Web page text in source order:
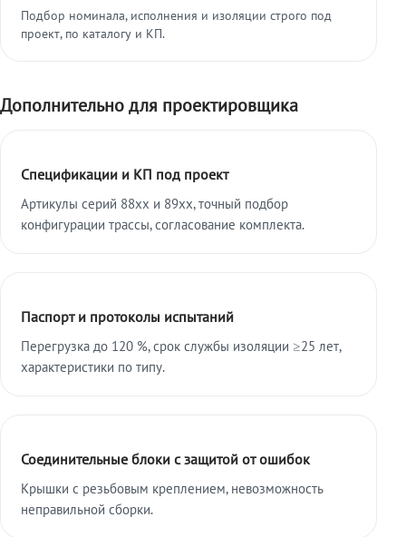
Подбор номинала, исполнения и изоляции строго под
проект, по каталогу и КП.
Дополнительно для проектировщика
Спецификации и КП под проект
Артикулы серий 88xx и 89xx, точный подбор
конфигурации трассы, согласование комплекта.
Паспорт и протоколы испытаний
Перегрузка до 120 %, срок службы изоляции ≥25 лет,
характеристики по типу.
Соединительные блоки с защитой от ошибок
Крышки с резьбовым креплением, невозможность
неправильной сборки.